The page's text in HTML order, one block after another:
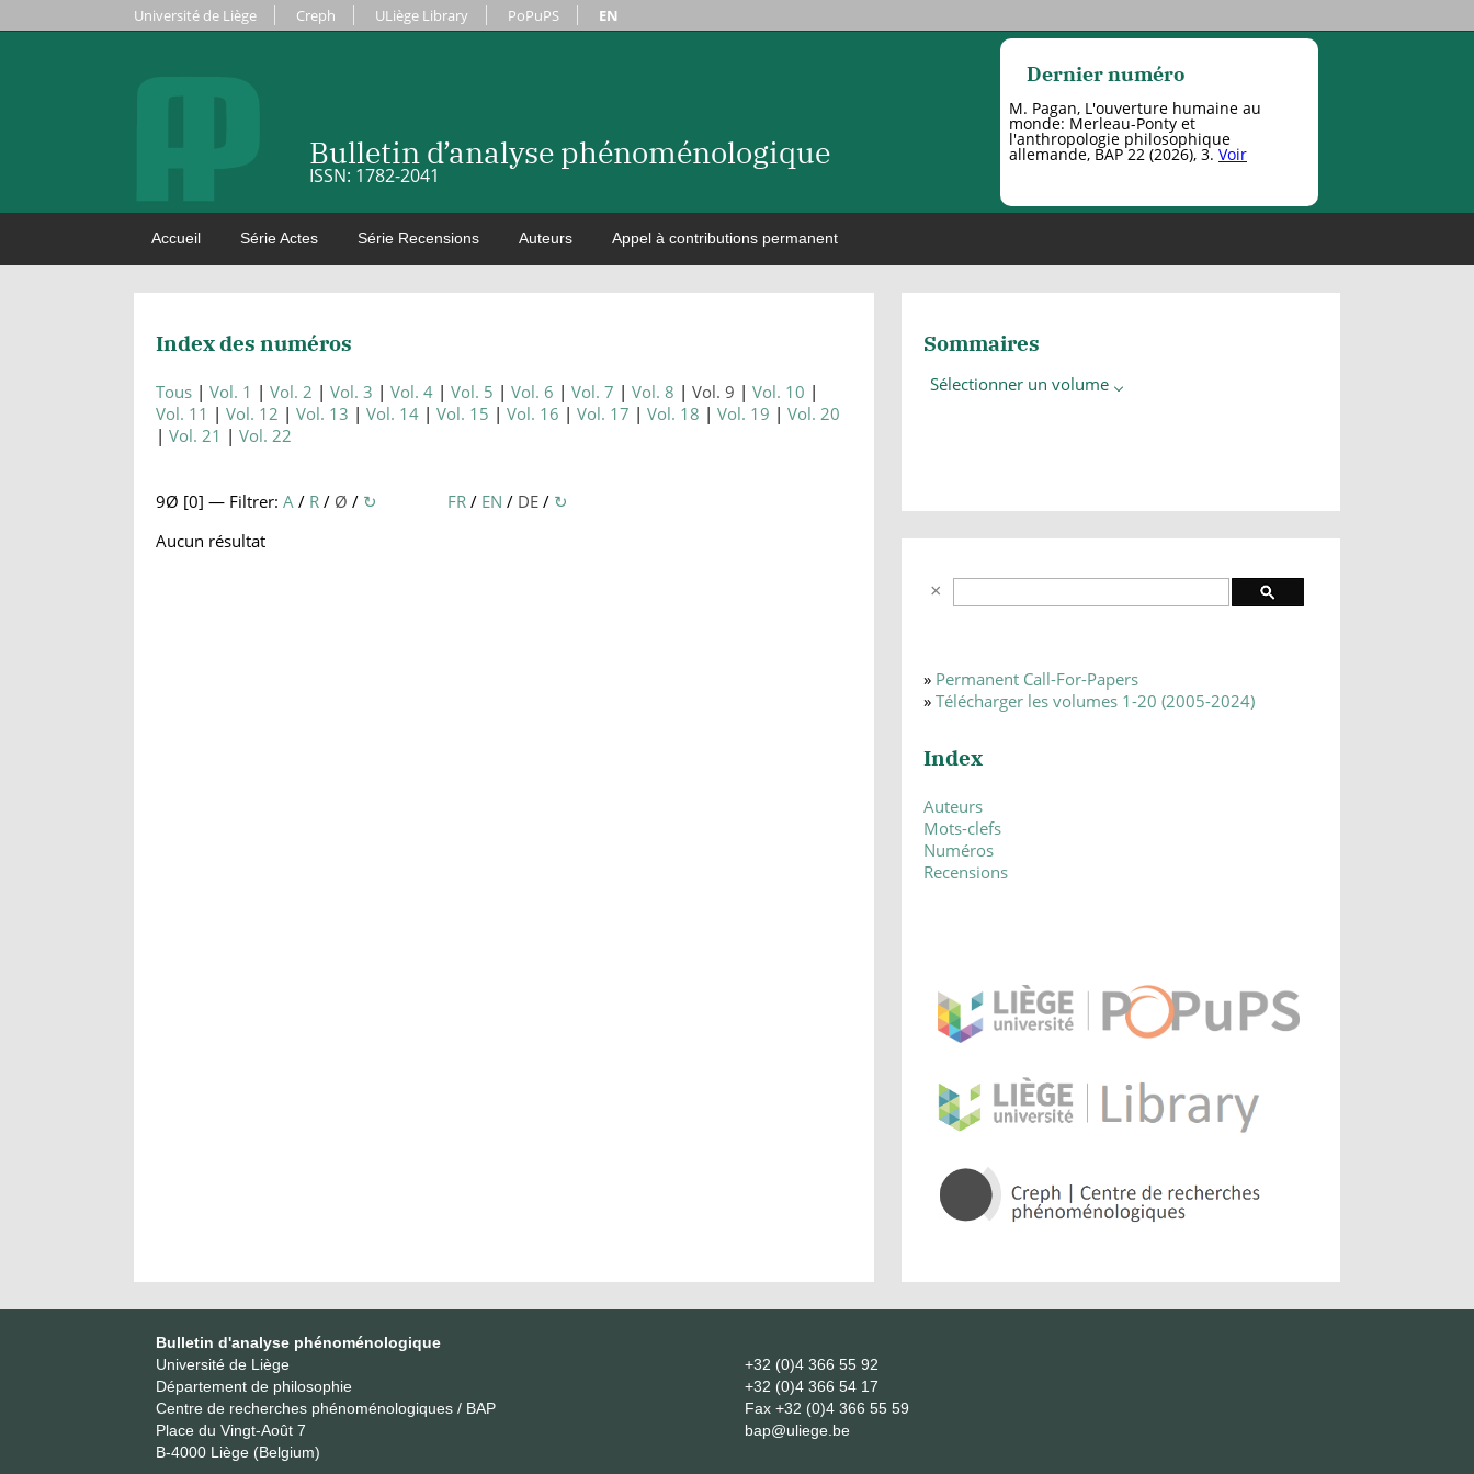
Université de Liège Creph ULiège Library PoPuPS EN
Bulletin d’analyse phénoménologique
ISSN: 1782-2041
Dernier numéro
M. Pagan, L'ouverture humaine au
monde: Merleau-Ponty et
l'anthropologie philosophique
allemande, BAP 22 (2026), 3. Voir
Accueil Série Actes Série Recensions Auteurs Appel à contributions permanent
Index des numéros
Tous Vol. 1 Vol. 2 Vol. 3 Vol. 4 Vol. 5 Vol. 6 Vol. 7 Vol. 8 Vol. 9
Vol. 10
Vol. 11
Vol. 12 Vol. 13 Vol. 14 Vol. 15 Vol. 16 Vol. 17 Vol. 18 Vol. 19
Vol. 20
Vol. 21
Vol. 22
9Ø [0] — Filtrer: A / R / Ø / ↻ FR / EN / DE / ↻
Aucun résultat
Sommaires
Sélectionner un volume
» Permanent Call-For-Papers
» Télécharger les volumes 1-20 (2005-2024)
Index
Auteurs
Mots-clefs
Numéros
Recensions
Bulletin d'analyse phénoménologique
Université de Liège
Département de philosophie
Centre de recherches phénoménologiques / BAP
Place du Vingt-Août 7
B-4000 Liège (Belgium)
+32 (0)4 366 55 92
+32 (0)4 366 54 17
Fax +32 (0)4 366 55 59
bap@uliege.be